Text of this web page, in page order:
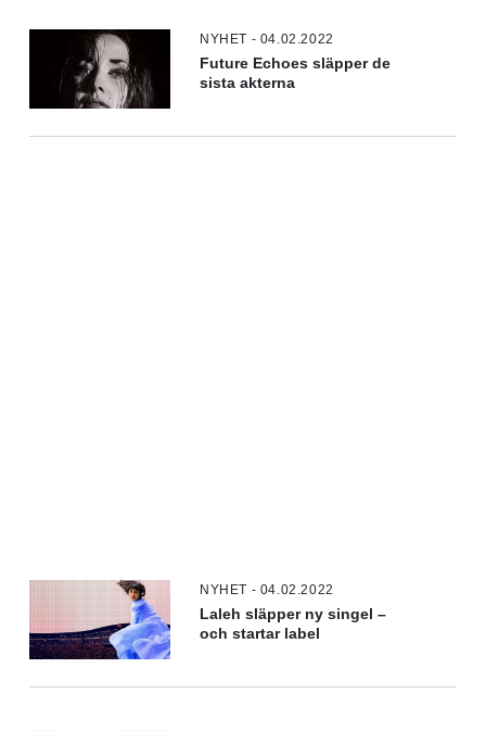
NYHET - 04.02.2022
Future Echoes släpper de
sista akterna
NYHET - 04.02.2022
Laleh släpper ny singel –
och startar label